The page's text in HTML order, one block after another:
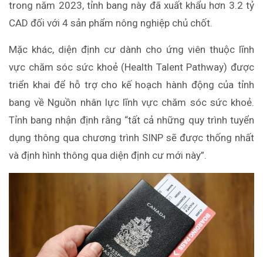
trong năm 2023, tỉnh bang này đã xuất khẩu hơn 3.2 tỷ
CAD đối với 4 sản phẩm nông nghiệp chủ chốt.
Mặc khác, diện định cư dành cho ứng viên thuộc lĩnh
vực chăm sóc sức khoẻ (Health Talent Pathway) được
triển khai để hỗ trợ cho kế hoạch hành động của tỉnh
bang về Nguồn nhân lực lĩnh vực chăm sóc sức khoẻ.
Tỉnh bang nhận định rằng “tất cả những quy trình tuyển
dụng thông qua chương trình SINP sẽ được thống nhất
và định hình thông qua diện định cư mới này”.